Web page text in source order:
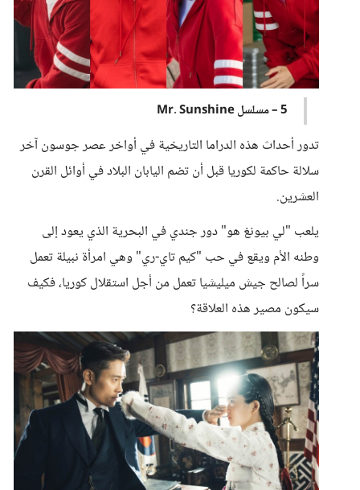
5 – مسلسل Mr. Sunshine
تدور أحداث هذه الدراما التاريخية في أواخر عصر جوسون آخر
سلالة حاكمة لكوريا قبل أن تضم اليابان البلاد في أوائل القرن
العشرين.
يلعب "لي بيونغ هو" دور جندي في البحرية الذي يعود إلى
وطنه الأم ويقع في حب "كيم تاي-ري" وهي امرأة نبيلة تعمل
سراً لصالح جيش ميليشيا تعمل من أجل استقلال كوريا، فكيف
سيكون مصير هذه العلاقة؟